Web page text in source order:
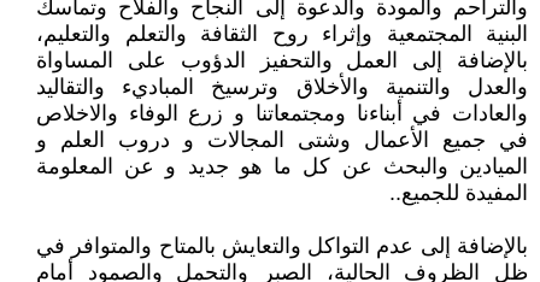
والتراحم والمودة والدعوة إلى النجاح والفلاح وتماسك
البنية المجتمعية وإثراء روح الثقافة والتعلم والتعليم،
بالإضافة إلى العمل والتحفيز الدؤوب على المساواة
والعدل والتنمية والأخلاق وترسيخ المباديء والتقاليد
والعادات في أبناءنا ومجتمعاتنا و زرع الوفاء والاخلاص
في جميع الأعمال وشتى المجالات و دروب العلم و
الميادين والبحث عن كل ما هو جديد و عن المعلومة
المفيدة للجميع..
بالإضافة إلى عدم التواكل والتعايش بالمتاح والمتوافر في
ظل الظروف الحالية، الصبر والتحمل والصمود أمام